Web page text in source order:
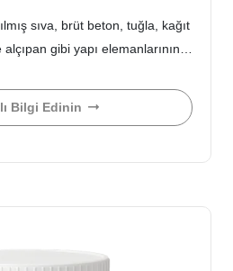
sıva, brüt beton, tuğla, kağıt
gibi yapı elemanlarının…
Bilgi Edinin